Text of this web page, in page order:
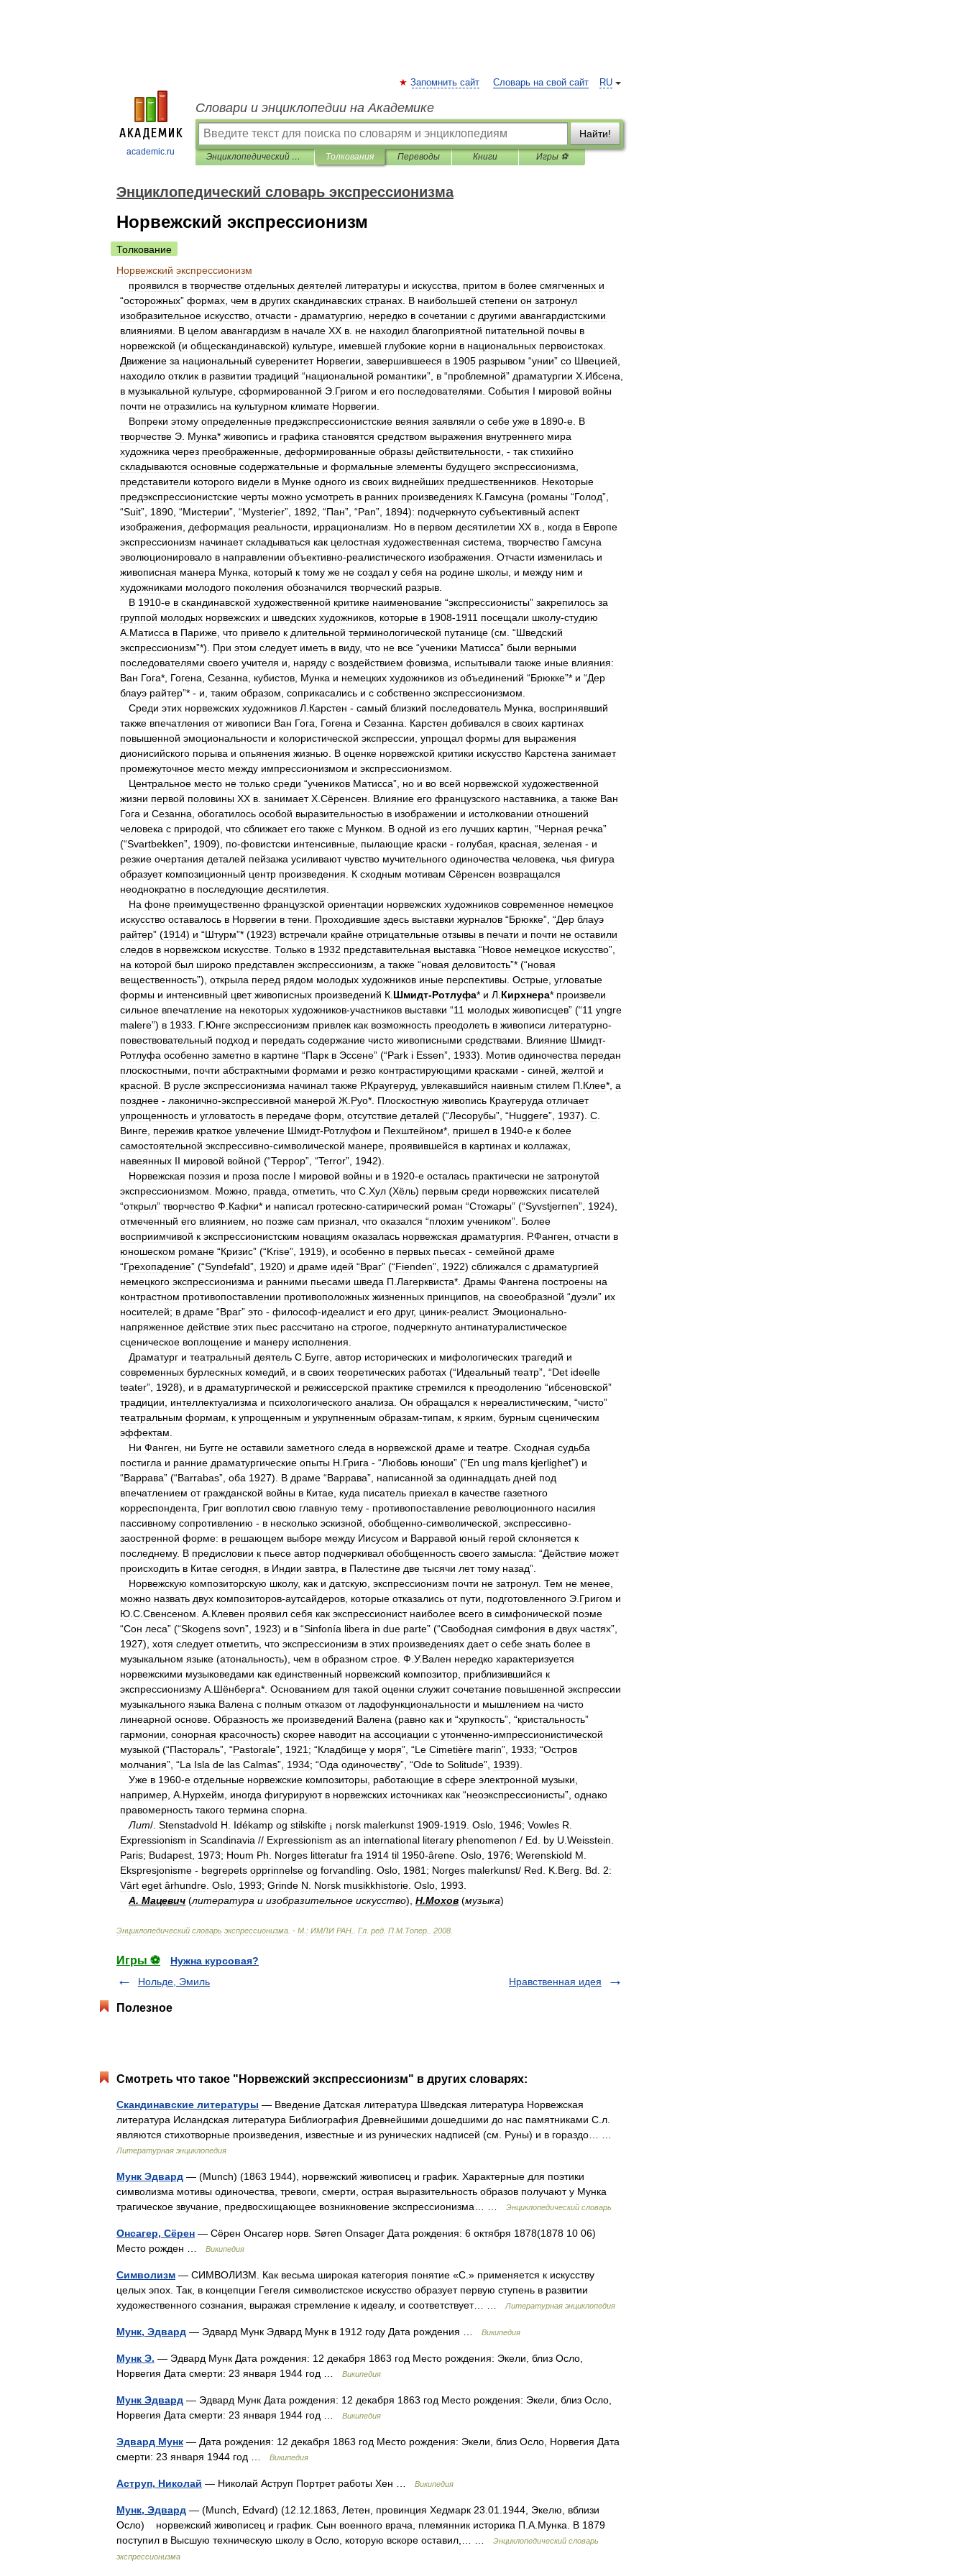
academic.ru
RU
Запомнить сайт Словарь на свой сайт
Словари и энциклопедии на Академике
Найти!
Энциклопедический словарь экспрессионизма Толкования Переводы Книги Игры ⚽
Энциклопедический словарь экспрессионизма
Норвежский экспрессионизм
Толкование
Норвежский экспрессионизм
проявился в творчестве отдельных деятелей литературы и искусства притом в более смягченных и
“осторожных” формах чем в других скандинавских странах В наибольшей степени он затронул
изобразительное искусство отчасти - драматургию нередко в сочетании с другими авангардистскими
влияниями
В целом авангардизм в начале XX в не находил благоприятной питательной почвы в
норвежской (и общескандинавской) культуре имевшей глубокие корни в национальных первоистоках
Движение за национальный суверенитет Норвегии завершившееся в 1905 разрывом “унии” со Швецией
находило отклик в развитии традиций “национальной романтики”, в “проблемной” драматургии Х Ибсена
в музыкальной культуре сформированной Э Григом и его последователями События I мировой войны
почти не отразились на культурном климате Норвегии
Вопреки этому определенные предэкспрессионистские веяния заявляли о себе уже в 1890-е В
творчестве Э Мунка* живопись и графика становятся средством выражения внутреннего мира
художника через преображенные деформированные образы действительности , - так стихийно
складываются основные содержательные и формальные элементы будущего экспрессионизма
представители которого видели в Мунке одного из своих виднейших предшественников Некоторые
предэкспрессионистские черты можно усмотреть в ранних произведениях К Гамсуна (романы “Голод”,
“Suit”, 1890 , “Мистерии”, “Mysterier”, 1892 , “Пан”, “Pan”, 1894): подчеркнуто субъективный аспект
изображения
деформация реальности иррационализм Но в первом десятилетии XX в когда в Европе
экспрессионизм начинает складываться как целостная художественная система творчество Гамсуна
эволюционировало в направлении объективно-реалистического изображения Отчасти изменилась и
живописная манера Мунка который к тому же не создал у себя на родине школы и между ним и
художниками молодого поколения обозначился творческий разрыв
В 1910-е в скандинавской художественной критике наименование “экспрессионисты” закрепилось за
группой молодых норвежских и шведских художников которые в 1908-1911 посещали школу-студию
A Maтисса в Париже что привело к длительной терминологической путанице (см . “Шведский
экспрессионизм”*). При этом следует иметь в виду, что не все “ученики Матисса” были верными
последователями своего учителя и наряду с воздействием фовизма испытывали также иные влияния:
Ван Гога*, Гогена Сезанна кубистов Мунка и немецких художников из объединений “Брюкке”* и “Дер
блауэ райтер”* - и таким образом соприкасались и с собственно экспрессионизмом
Среди этих норвежских художников Л Карстен - самый близкий последователь Мунка
воспринявший
также впечатления от живописи Ван Гога Гогена и Сезанна Карстен добивался в своих картинах
повышенной эмоциональности и колористической экспрессии упрощал формы для выражения
дионисийского порыва и опьянения жизнью В оценке норвежской критики искусство Карстена занимает
промежуточное место между импрессионизмом и экспрессионизмом
Центральное место не только среди “учеников Матисса”, но и во всей норвежской художественной
жизни первой половины XX в занимает Х Сёренсен Влияние его французского наставника а также Ван
Гога и Сезанна обогатилось особой выразительностью в изображении и истолковании отношений
человека с природой что сближает его также с Мунком В одной из его лучших картин , “Черная речка”
(“Svartbekken”, 1909), по-фовистски интенсивные пылающие краски - голубая красная зеленая - и
резкие очертания деталей пейзажа усиливают чувство мучительного одиночества человека чья фигура
образует композиционный центр произведения К сходным мотивам Сёренсен возвращался
неоднократно в последующие десятилетия
На фоне преимущественно французской ориентации норвежских художников современное немецкое
искусство оставалось в Норвегии в тени Проходившие здесь выставки журналов “Брюкке”, “Дер блауэ
райтер” (1914) и “Штурм”* (1923) встречали крайне отрицательные отзывы в печати и почти не оставили
следов в норвежском искусстве Только в 1932 представительная выставка “Новое немецкое искусство”,
на которой был широко представлен экспрессионизм а также “новая деловитость”* (“новая
вещественность”), открыла перед рядом молодых художников иные перспективы Острые угловатые
формы и интенсивный цвет живописных произведений К Шмидт-Ротлуфа* и Л Кирхнера* произвели
сильное впечатление на некоторых художников-участников выставки “11 молодых живописцев” (“11 yngre
malere”) в 1933 Г.Юнге экспрессионизм привлек как возможность преодолеть в живописи литературно-
повествовательный подход и передать содержание чисто живописными средствами Влияние Шмидт-
Ротлуфа особенно заметно в картине “Парк в Эссене” (“Park i Essen”, 1933). Мотив одиночества передан
плоскостными
почти абстрактными формами и резко контрастирующими красками - синей желтой и
красной
В русле экспрессионизма начинал также Р.Краугеруд увлекавшийся наивным стилем П Клее*, а
позднее - лаконично-экспрессивной манерой Ж Руо*. Плоскостную живопись Краугеруда отличает
упрощенность и угловатость в передаче форм отсутствие деталей (“Лесорубы”, “Huggere”, 1937). С
Винге пережив краткое увлечение Шмидт-Ротлуфом и Пехштейном*, пришел в 1940-е к более
самостоятельной экспрессивно-символической манере проявившейся в картинах и коллажах
навеянных II мировой войной (“Террор”, “Terror”, 1942).
Норвежская поэзия и проза после I мировой войны и в 1920-е осталась практически не затронутой
экспрессионизмом
Можно правда отметить что С Хул (Хёль) первым среди норвежских писателей
“открыл” творчество Ф Кафки* и написал гротескно-сатирический роман “Стожары” (“Syvstjernen”, 1924),
отмеченный его влиянием но позже сам признал что оказался “плохим учеником”. Более
восприимчивой к экспрессионистским новациям оказалась норвежская драматургия Р.Фанген отчасти в
юношеском романе “Кризис” (“Krise”, 1919), и особенно в первых пьесах - семейной драме
“Грехопадение” (“Syndefald”, 1920) и драме идей “Враг” (“Fienden”, 1922) сближался с драматургией
немецкого экспрессионизма и ранними пьесами шведа П Лагерквиста*. Драмы Фангена построены на
контрастном противопоставлении противоположных жизненных принципов на своеобразной “дуэли” их
носителей; в драме “Враг” это - философ-идеалист и его друг, циник-реалист. Эмоционально-
напряженное действие этих пьес рассчитано на строгое подчеркнуто антинатуралистическое
сценическое воплощение и манеру исполнения
Драматург и театральный деятель С Бугге автор исторических и мифологических трагедий и
современных бурлескных комедий и в своих теоретических работах (“Идеальный театр”, “Det ideelle
teater”, 1928), и в драматургической и режиссерской практике стремился к преодолению “ибсеновской”
традиции
интеллектуализма и психологического анализа Он обращался к нереалистическим , “чисто”
театральным формам к упрощенным и укрупненным образам-типам к ярким бурным сценическим
эффектам
Ни Фанген ни Бугге не оставили заметного следа в норвежской драме и театре Сходная судьба
постигла и ранние драматургические опыты Н Грига - “Любовь юноши” (“En ung mans kjerlighet”) и
“Варрава” (“Barrabas”, оба 1927). В драме “Варрава”, написанной за одиннадцать дней под
впечатлением от гражданской войны в Китае куда писатель приехал в качестве газетного
корреспондента
Григ воплотил свою главную тему - противопоставление революционного насилия
пассивному сопротивлению - в несколько эскизной обобщенно-символической экспрессивно-
заостренной форме: в решающем выборе между Иисусом и Варравой юный герой склоняется к
последнему. В предисловии к пьесе автор подчеркивал обобщенность своего замысла: “Действие может
происходить в Китае сегодня в Индии завтра в Палестине две тысячи лет тому назад”.
Норвежскую композиторскую школу, как и датскую экспрессионизм почти не затронул Тем не менее
можно назвать двух композиторов-аутсайдеров которые отказались от пути подготовленного Э Григом и
Ю С Свенсеном А Клевен проявил себя как экспрессионист наиболее всего в симфонической поэме
“Сон леса” (“Skogens sovn”, 1923) и в “Sinfonía libera in due parte” (“Свободная симфония в двух частях”,
1927), хотя следует отметить что экспрессионизм в этих произведениях дает о себе знать более в
музыкальном языке (атональность), чем в образном строе Ф У.Вален нередко характеризуется
норвежскими музыковедами как единственный норвежский композитор приблизившийся к
экспрессионизму А Шёнберга*. Основанием для такой оценки служит сочетание повышенной экспрессии
музыкального языка Валена с полным отказом от ладофункциональности и мышлением на чисто
линеарной основе Образность же произведений Валена (равно как и “хрупкость”, “кристальность”
гармонии сонорная красочность) скорее наводит на ассоциации с утонченно-импрессионистической
музыкой (“Пастораль”, “Pastorale”, 1921 ; “Кладбище у моря”, “Le Cimetière marin”, 1933; “Остров
молчания”, “La Isla de las Calmas”, 1934; “Ода одиночеству”, “Ode to Solitude”, 1939).
Уже в 1960-е отдельные норвежские композиторы работающие в сфере электронной музыки
например А Нурхейм иногда фигурируют в норвежских источниках как “неоэкспрессионисты”, однако
правомерность такого термина спорна
Лит/. Stenstadvold H Idékamp og stilskifte ¡ norsk malerkunst 1909-1919 Oslo 1946; Vowles R
Expressionism in Scandinavia // Expressionism as an international literary phenomenon / Ed by U Weisstein
Paris; Budapest 1973; Houm Ph Norges litteratur fra 1914 til 1950-ârene Oslo 1976; Werenskiold M
Ekspresjonisme - begrepets opprinnelse og forvandling Oslo 1981 ; Norges malerkunst/ Red K Berg Bd
2:
Vârt eget ârhundre Oslo 1993; Grinde N Norsk musikkhistorie Oslo 1993
А. Мацевич (литература и изобразительное искусство), Н.Мохов (музыка)
Энциклопедический словарь экспрессионизма . - М : ИМЛИ РАН Гл ред П М Топер 2008
Игры ⚽
Нужна курсовая?
Нольде, Эмиль
Нравственная идея
Полезное
Смотреть что такое "Норвежский экспрессионизм" в других словарях:
Скандинавские литературы — Введение Датская литература Шведская литература Норвежская
литература Исландская литература Библиография Древнейшими дошедшими до нас памятниками С.л.
являются стихотворные произведения, известные и из рунических надписей (см. Руны) и в гораздо… …
Литературная энциклопедия
Мунк Эдвард — (Munch) (1863 1944), норвежский живописец и график. Характерные для поэтики
символизма мотивы одиночества, тревоги, смерти, острая выразительность образов получают у Мунка
трагическое звучание, предвосхищающее возникновение экспрессионизма… …
Энциклопедический словарь
Онсагер, Сёрен — Сёрен Онсагер норв. Søren Onsager Дата рождения: 6 октября 1878(1878 10 06)
Место рожден …
Википедия
Символизм — СИМВОЛИЗМ. Как весьма широкая категория понятие «С.» применяется к искусству
целых эпох. Так, в концепции Гегеля символистское искусство образует первую ступень в развитии
художественного сознания, выражая стремление к идеалу, и соответствует… …
Литературная энциклопедия
Мунк, Эдвард — Эдвард Мунк Эдвард Мунк в 1912 году Дата рождения … Википедия
Мунк Э. — Эдвард Мунк Дата рождения: 12 декабря 1863 год Место рождения: Экели, близ Осло,
Норвегия Дата смерти: 23 января 1944 год …
Википедия
Мунк Эдвард — Эдвард Мунк Дата рождения: 12 декабря 1863 год Место рождения: Экели, близ Осло,
Норвегия Дата смерти: 23 января 1944 год …
Википедия
Эдвард Мунк — Дата рождения: 12 декабря 1863 год Место рождения: Экели, близ Осло, Норвегия Дата
смерти: 23 января 1944 год …
Википедия
Аструп, Николай — Николай Аструп Портрет работы Хен … Википедия
Мунк, Эдвард — (Munch, Edvard) (12.12.1863, Летен, провинция Хедмарк 23.01.1944, Экелю, вблизи
Осло) норвежский живописец и график. Сын военного врача, племянник историка П.А.Мунка. В 1879
поступил в Высшую техническую школу в Осло, которую вскоре оставил,… …
Энциклопедический словарь
экспрессионизма